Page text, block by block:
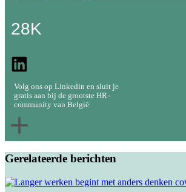
28K
Volg ons op Linkedin en sluit je
gratis aan bij de grootste HR-
community van België.
Gerelateerde berichten